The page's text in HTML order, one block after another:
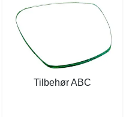
Tilbehør ABC